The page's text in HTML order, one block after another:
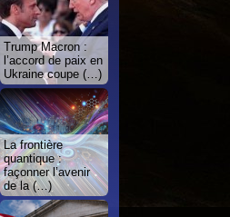
Trump Macron :
l’accord de paix en
Ukraine coupe (…)
La frontière
quantique :
façonner l’avenir
de la (…)